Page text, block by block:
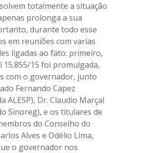
totalmente a situação
prolonga a sua
durante todo esse
em reuniões com varias
ligadas ao fato: primeiro,
15.855/15 foi promulgada,
com o governador, junto
Fernando Capez
ALESP), Dr. Claudio Marçal
Sinoreg), e os titulares de
do Conselho do
Alves e Odélio Lima,
o governador nos